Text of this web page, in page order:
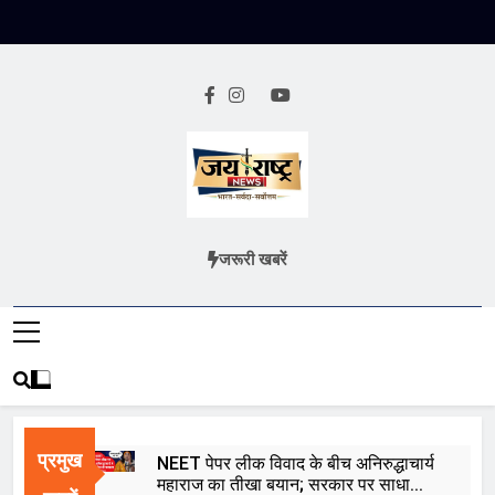
Jai Rashtra
हिंदी समाचार
जरूरी खबरें
प्रमुख
NEET पेपर लीक विवाद के बीच अनिरुद्धाचार्य
महाराज का तीखा बयान; सरकार पर साधा